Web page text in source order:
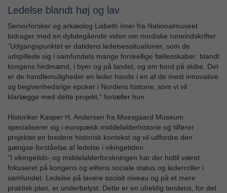
Ledelse blandt høj og lav
Seniorforsker og arkæolog Lisbeth Imer fra Nationalmuseet
bidrager med en dybdegående viden om nordiske runeindskrifter.
”Udgangspunktet er datidens ledelsessituationer, som de
udspillede sig i samfundets mange forskellige fællesskaber: blandt
kongens hirdmænd, i byer og på landet, og om bord på skibe. Det
er de handlemuligheder en leder havde i en af de mest innovative
og begivenhedsrige epoker i Nordens historie, som vi vil
klarlægge med dette projekt,” fortæller hun.
Historiker Kasper H. Andersen fra Moesgaard Museum
specialiserer sig i europæisk middelalderhistorie og tilfører
projektet en bredere historisk kontekst og vil udfordre den
gængse forståelse af ledelse i vikingetiden.
”I vikingetids- og middelalderforskningen har der hidtil været
fokuseret på kongens og elitens sociale status og lederroller i
samfundet. Ledelse på lavere socialt niveau og på et mere
praktisk plan, er underbelyst. Dette er en uheldig tendens, for det